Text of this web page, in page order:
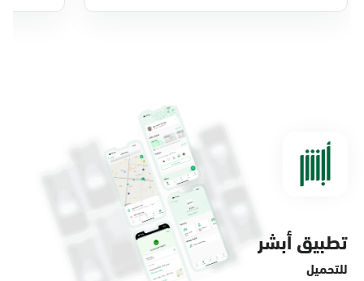
الدمام, الدمام - بنده ضاحية الملك فهد
الدمام, الدمام - مستشفى الملك فهد
الدمام, الدمام - لولو ماركت حي الفاخرية
الأحد - الخميس (08:00-14:30)
تطبيق أبشر
للتحميل